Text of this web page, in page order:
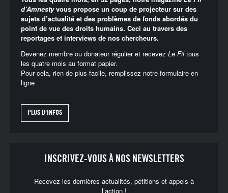
d’Amnestyvous propose un coup de projecteur sur des
sujets d’actualité et des problèmes de fonds abordés du
point de vue des droits humains. Ceci au travers des
reportages et interviews de nos chercheurs.
Devenez membre ou donateur régulier et recevez Le Filtous
les quatre mois au format papier.
Pour cela, rien de plus facile, remplissez notre formulaire en
ligne
PLUS D'INFOS
INSCRIVEZ-VOUS À NOS NEWSLETTERS
Recevez les dernières actualités, pétitions et appels à
l’action !